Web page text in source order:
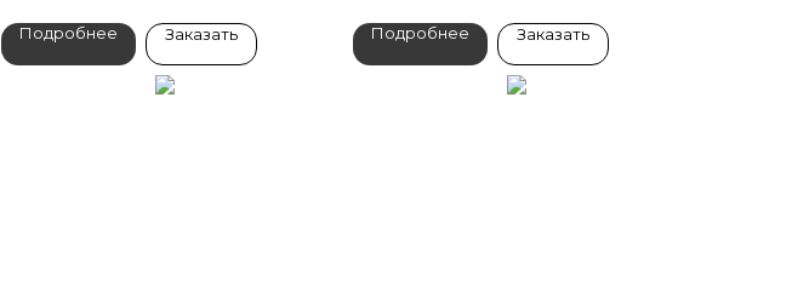
Подробнее Заказать Подробнее Заказать